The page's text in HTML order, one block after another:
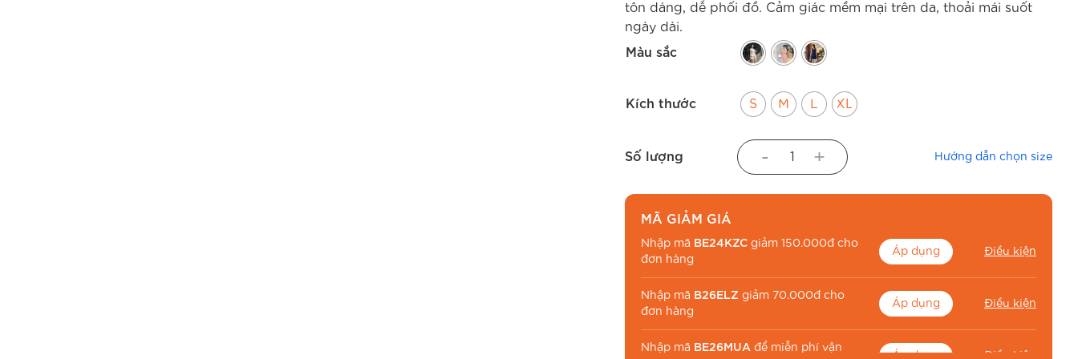
tôn dáng, dễ phối đồ. Cảm giác mềm mại trên da, thoải mái suốt
ngày dài.
Màu sắc
Kích thước S M L XL
Số lượng - + Hướng dẫn chọn size
MÃ GIẢM GIÁ
Nhập mã BE24KZCgiảm 150.000đ cho
đơn hàng
Áp dụng Điều kiện
Nhập mã B26ELZ giảm 70.000đ cho
đơn hàng
Áp dụng Điều kiện
Nhập mã BE26MUAđể miễn phí vận
Áp dụng Điều kiện